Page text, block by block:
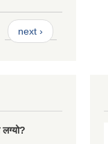
next ›
लग्यो?